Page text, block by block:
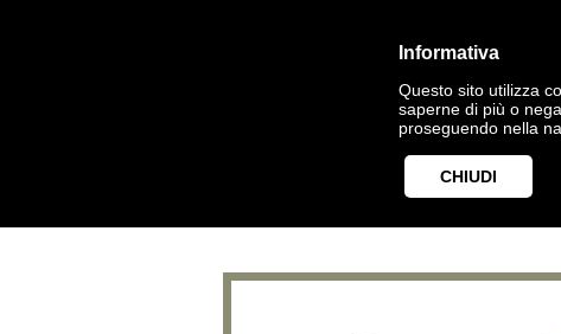
Informativa
Questo sito utilizza
saperne di più o
proseguendo nella
CHIUDI